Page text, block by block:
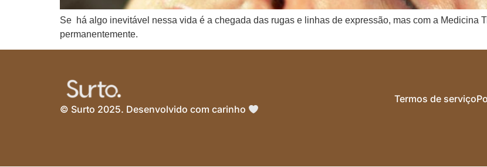
Se há algo inevitável nessa vida é a chegada das rugas e linhas de expressão, mas com a Medicina
permanentemente.
© Surto 2025. Desenvolvido com carinho
Termos de serviço